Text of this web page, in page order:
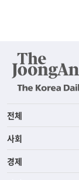
전체
사회
경제